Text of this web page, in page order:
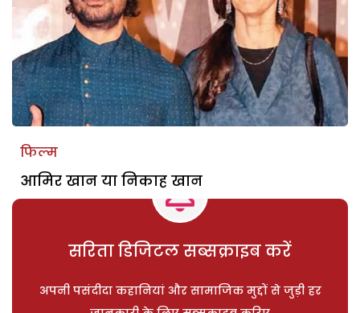
फिल्म
आमिर खान या निकाह खान
सरिता डिजिटल सब्सक्राइब करें
अपनी पसंदीदा कहानियां और सामाजिक मुद्दों से जुड़ी हर